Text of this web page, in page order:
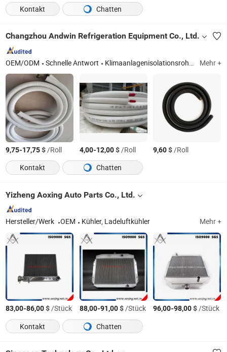
Kontakt
Chatten
Changzhou Andwin Refrigeration Equipment Co., Ltd.
OEM/ODM Schnelle Antwort Klimaanlagenisolationsrohr, Klimaanlageninstallationsrohr-Kits, isoliertes Kupferrohr, Kupferrohr-Pfannkuchen, Kupferleitungssatz, gewelltes Kupferrohr Mehr +
9,75-17,75$/Roll 4,00-12,00$/Roll 9,60$/Roll
Kontakt
Chatten
Yizheng Aoxing Auto Parts Co., Ltd.
Hersteller/Werk OEM Kühler, Ladeluftkühler Mehr +
83,00-86,00$/Stück 88,00-91,00$/Stück 96,00-98,00$/Stück
Kontakt
Chatten